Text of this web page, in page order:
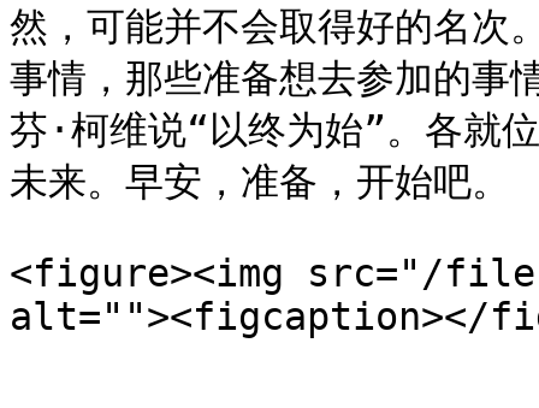
然，可能并不会取得好的名次
事情，那些准备想去参加的事
芬·柯维说“以终为始”。各就
未来。早安，准备，开始吧。
<figure><img src="/files/